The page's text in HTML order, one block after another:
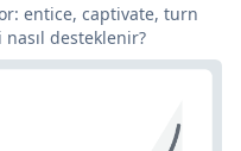
entice, captivate, turn
nasıl desteklenir?